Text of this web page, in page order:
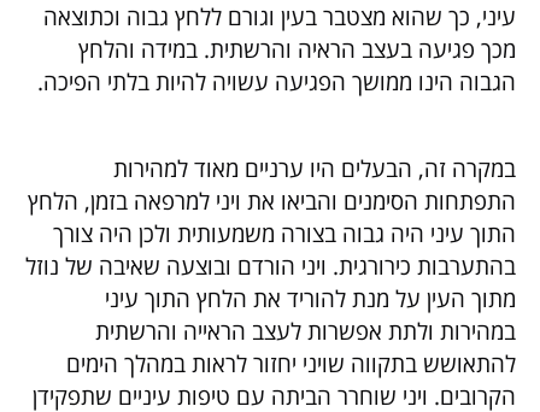
עיני, כך שהוא מצטבר בעין וגורם ללחץ גבוה וכתוצאה
מכך פגיעה בעצב הראיה והרשתית. במידה והלחץ
הגבוה הינו ממושך הפגיעה עשויה להיות בלתי הפיכה.
במקרה זה, הבעלים היו ערניים מאוד למהירות
התפתחות הסימנים והביאו את ויני למרפאה בזמן, הלחץ
התוך עיני היה גבוה בצורה משמעותית ולכן היה צורך
בהתערבות כירורגית. ויני הורדם ובוצעה שאיבה של נוזל
מתוך העין על מנת להוריד את הלחץ התוך עיני
במהירות ולתת אפשרות לעצב הראייה והרשתית
להתאושש בתקווה שויני יחזור לראות במהלך הימים
הקרובים. ויני שוחרר הביתה עם טיפות עיניים שתפקידן